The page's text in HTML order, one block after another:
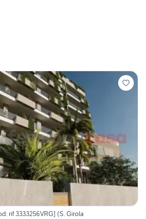
rif 3333256VRG] (S. Girola